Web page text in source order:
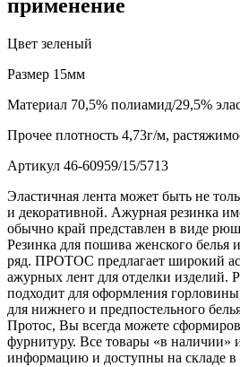
применение
Цвет зеленый
Размер 15мм
Материал 70,5% полиамид/29,5%
Прочее плотность 4,73г/м,
Артикул 46-60959/15/5713
Эластичная лента может быть не
и декоративной. Ажурная резинка
обычно край представлен в виде
Резинка для пошива женского белья
ряд. ПРОТОС предлагает широкий
ажурных лент для отделки изделий.
подходит для оформления
для нижнего и предпостельного
Протос, Вы всегда можете
фурнитуру. Все товары «в наличии»
информацию и доступны на складе